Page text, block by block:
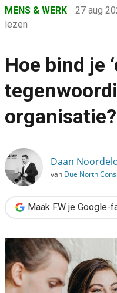
›
Mens & Werk
›
Hoe bind je ‘de jeugd van
MENS & WERK 27 aug
lezen
Hoe bind je
organisatie?
Daan
van Due North
Maak FW je Google-